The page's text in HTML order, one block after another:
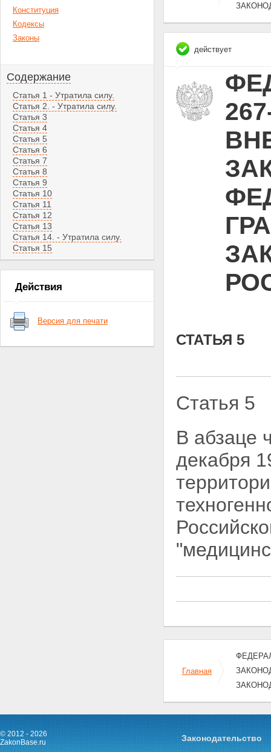
Конституция
Кодексы
Законы
Содержание
Статья 1 - Утратила силу.
Статья 2. - Утратила силу.
Статья 3
Статья 4
Статья 5
Статья 6
Статья 7
Статья 8
Статья 9
Статья 10
Статья 11
Статья 12
Статья 13
Статья 14. - Утратила силу.
Статья 15
Действия
Версия для печати
действует
СТАТЬЯ 5
Статья 5
В абзаце
декабря
Главная
© 2012 - 2026
ZakonBase.ru
Законодательство